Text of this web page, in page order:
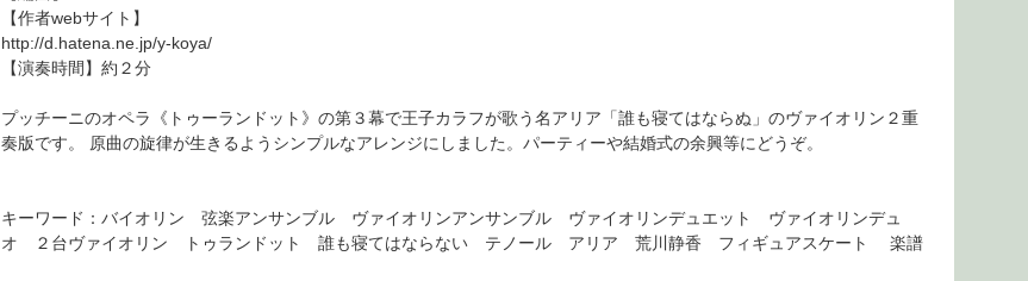
【作者webサイト】
http://d.hatena.ne.jp/y-koya/
【演奏時間】約２分
プッチーニのオペラ《トゥーランドット》の第３幕で王子カラフが歌う名アリア「誰も寝てはならぬ」のヴァイオリン２重
奏版です。 原曲の旋律が生きるようシンプルなアレンジにしました。パーティーや結婚式の余興等にどうぞ。
キーワード：バイオリン 弦楽アンサンブル ヴァイオリンアンサンブル ヴァイオリンデュエット ヴァイオリンデュ
オ ２台ヴァイオリン トゥランドット 誰も寝てはならない テノール アリア 荒川静香 フィギュアスケート 楽譜